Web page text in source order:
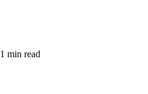
1 min read